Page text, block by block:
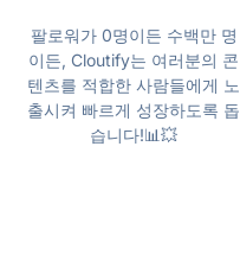
팔로워가 0명이든 수백만 명
이든, Cloutify는 여러분의 콘
텐츠를 적합한 사람들에게 노
출시켜 빠르게 성장하도록 돕
습니다!📊💥